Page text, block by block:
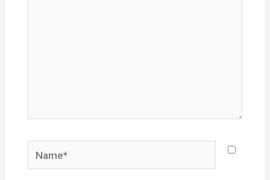
Name*